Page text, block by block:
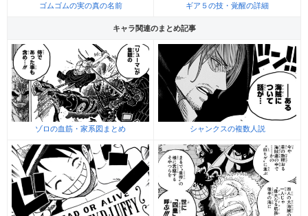
ゴムゴムの実の真の名前 ギア５の技・覚醒の詳細
キャラ関連のまとめ記事
ゾロの血筋・家系図まとめ シャンクスの複数人説